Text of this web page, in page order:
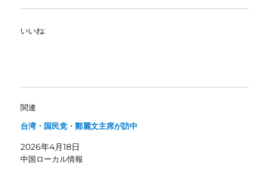
いいね:
関連
台湾・国民党・鄭麗文主席が訪中
2026年4月18日
中国ローカル情報